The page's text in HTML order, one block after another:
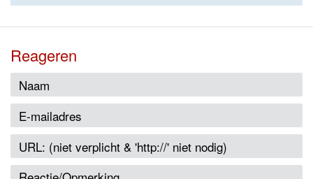
Reageren